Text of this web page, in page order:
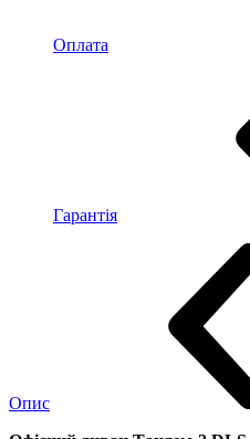
Оплата
Гарантія
Опис